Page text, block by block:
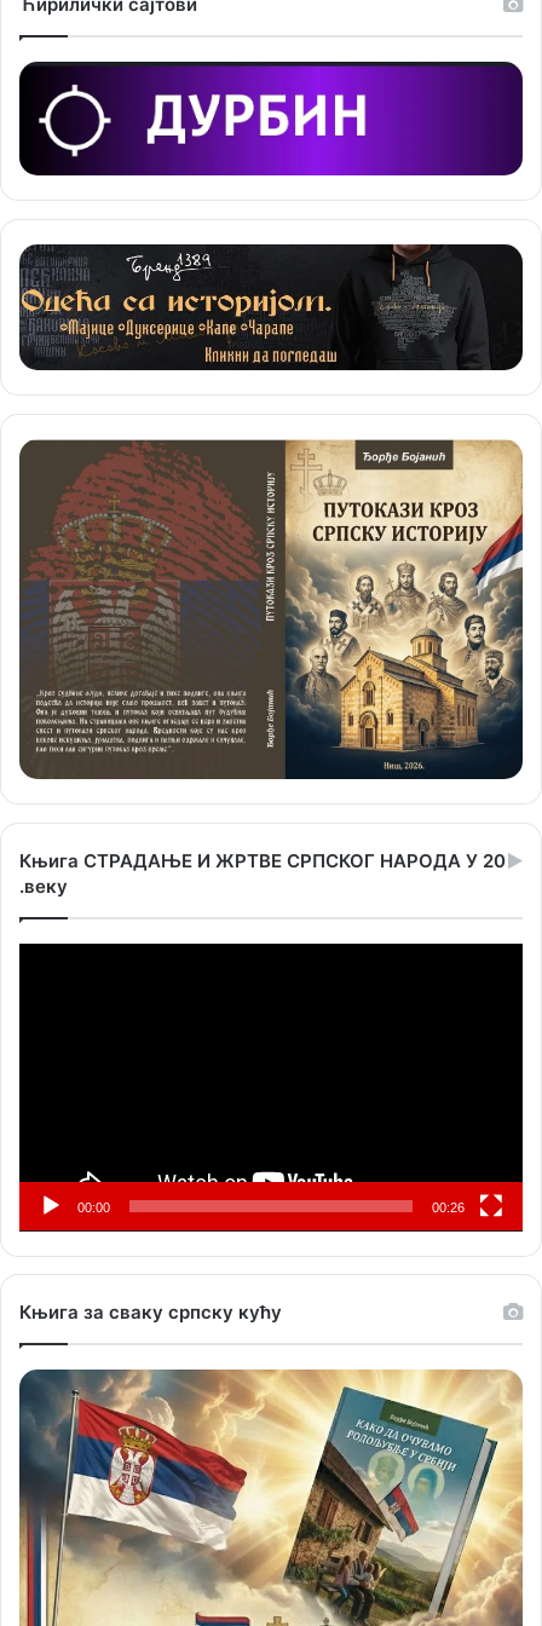
Књига СТРАДАЊЕ И ЖРТВЕ СРПСКОГ НАРОДА У 20
.веку
00:00 00:26
Књига за сваку српску кућу